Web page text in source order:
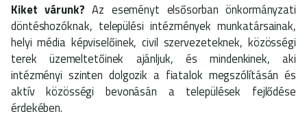
Kiket várunk?Az eseményt elsősorban önkormányzati
döntéshozóknak, települési intézmények munkatársainak,
helyi média képviselőinek, civil szervezeteknek, közösségi
terek üzemeltetőinek ajánljuk, és mindenkinek, aki
intézményi szinten dolgozik a fiatalok megszólításán és
aktív közösségi bevonásán a települések fejlődése
érdekében.